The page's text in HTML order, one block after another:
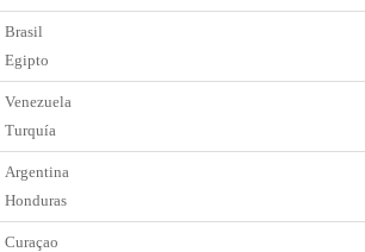
Brasil
Egipto
Venezuela
Turquía
Argentina
Honduras
Curaçao